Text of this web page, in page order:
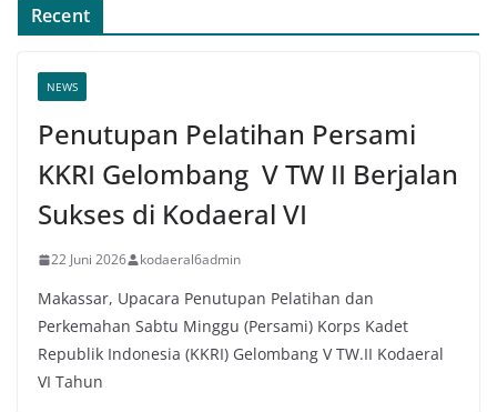
Recent
NEWS
Penutupan Pelatihan Persami
KKRI Gelombang V TW II Berjalan
Sukses di Kodaeral VI
22 Juni 2026 kodaeral6admin
Makassar, Upacara Penutupan Pelatihan dan
Perkemahan Sabtu Minggu (Persami) Korps Kadet
Republik Indonesia (KKRI) Gelombang V TW.II Kodaeral
VI Tahun